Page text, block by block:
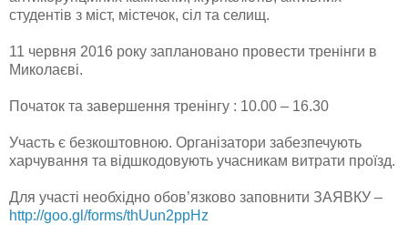
студентів з міст, містечок, сіл та селищ.
11 червня 2016 року заплановано провести тренінги в
Миколаєві.
Початок та завершення тренінгу : 10.00 – 16.30
Участь є безкоштовною. Організатори забезпечують
харчування та відшкодовують учасникам витрати проїзд.
Для участі необхідно обов’язково заповнити ЗАЯВКУ –
http://goo.gl/forms/thUun2ppHz